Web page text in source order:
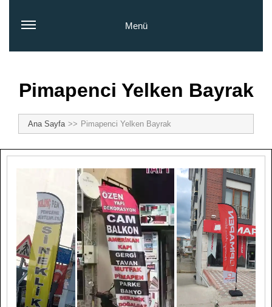
Pimapenci Yelken Bayrak
Ana Sayfa Pimapenci Yelken Bayrak
Menü